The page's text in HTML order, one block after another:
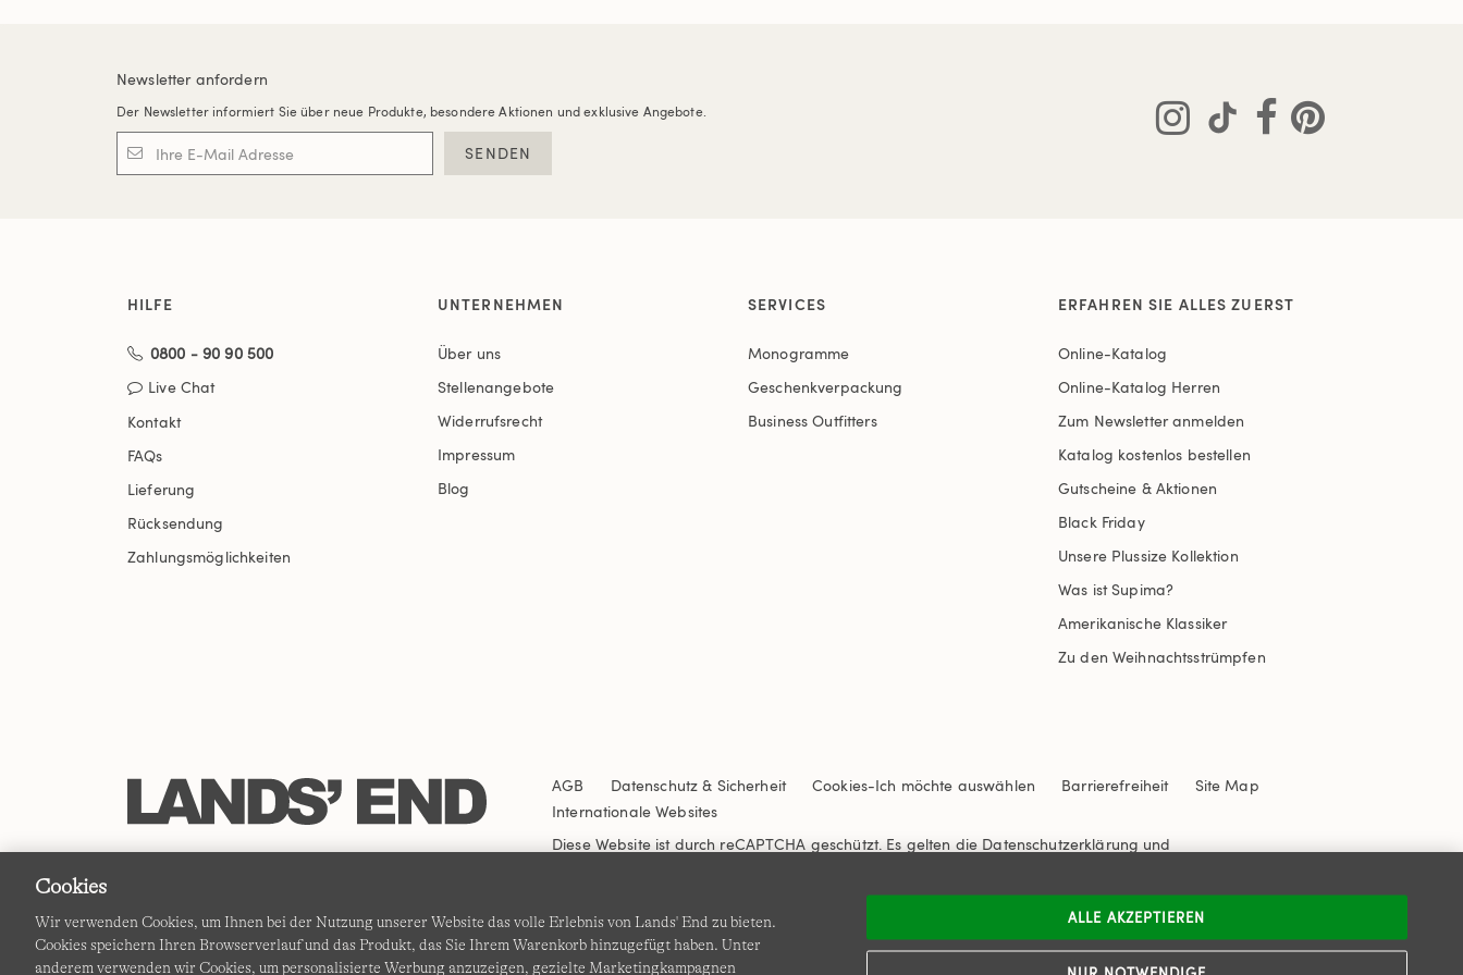
Newsletter anfordern
Der Newsletter informiert Sie über neue Produkte, besondere Aktionen und exklusive Angebote.
SENDEN
HILFE
0800 - 90 90 500
Live Chat
Kontakt
FAQs
Lieferung
Rücksendung
Zahlungsmöglichkeiten
UNTERNEHMEN
Über uns
Stellenangebote
Widerrufsrecht
Impressum
Blog
SERVICES
Monogramme
Geschenkverpackung
Business Outfitters
ERFAHREN SIE ALLES ZUERST
Online-Katalog
Online-Katalog Herren
Zum Newsletter anmelden
Katalog kostenlos bestellen
Gutscheine & Aktionen
Black Friday
Unsere Plussize Kollektion
Was ist Supima?
Amerikanische Klassiker
Zu den Weihnachtsstrümpfen
AGB Datenschutz & Sicherheit Cookies-Ich möchte auswählen Barrierefreiheit
Site Map
Internationale Websites
Diese Website ist durch reCAPTCHA geschützt. Es gelten die Datenschutzerklärung und
Cookies
Wir verwenden Cookies, um Ihnen bei der Nutzung unserer Website das volle Erlebnis von Lands' End zu bieten.
Cookies speichern Ihren Browserverlauf und das Produkt, das Sie Ihrem Warenkorb hinzugefügt haben. Unter
anderem verwenden wir Cookies, um personalisierte Werbung anzuzeigen, gezielte Marketingkampagnen
ALLE AKZEPTIEREN